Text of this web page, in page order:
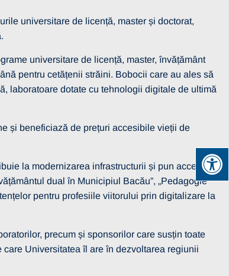
universitare de licență, master și doctorat,
universitare de licență, master, învățământ
pentru cetățenii străini. Bobocii care au ales să
laboratoare dotate cu tehnologii digitale de ultimă
și beneficiază de prețuri accesibile vieții de
la modernizarea infrastructurii și pun accent pe
dual în Municipiul Bacău”, „Pedagogie
pentru profesiile viitorului prin digitalizare la
precum și sponsorilor care susțin toate
Universitatea îl are în dezvoltarea regiunii